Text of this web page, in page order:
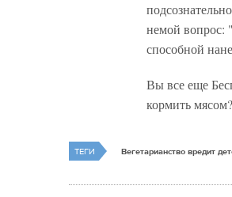
немой вопрос:
способной
Вы все еще
кормить
ТЕГИ Вегетарианство вредит